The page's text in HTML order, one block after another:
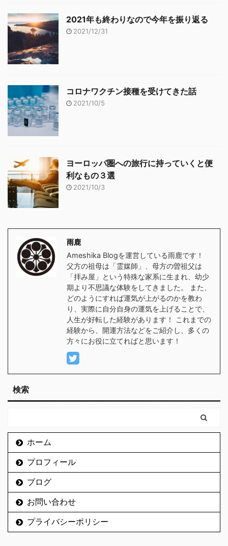
2021年も終わりなので今年を振り返る
2021/12/31
コロナワクチン接種を受けてきた話
2021/10/5
ヨーロッパ圏への旅行に持っていくと便
利なもの３選
2021/10/3
雨鹿
Ameshika Blogを運営している雨鹿です！
父方の祖母は「霊媒師」、母方の曽祖父は
「拝み屋」という特殊な家系に生まれ、幼少
期より不思議な体験をしてきました。 また、
どのようにすれば運気が上がるのかを教わ
り、実際に自分自身の運気を上げることで、
人生が好転した経験があります！ これまでの
経験から、開運方法などをご紹介し、多くの
方々にお役に立てればと思います！
検索
ホーム
プロフィール
ブログ
お問い合わせ
プライバシーポリシー